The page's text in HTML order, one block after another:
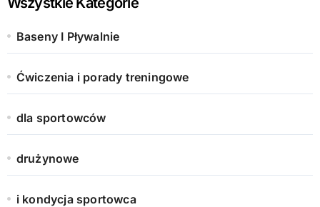
Baseny I Pływalnie
Ćwiczenia i porady treningowe
dla sportowców
drużynowe
i kondycja sportowca